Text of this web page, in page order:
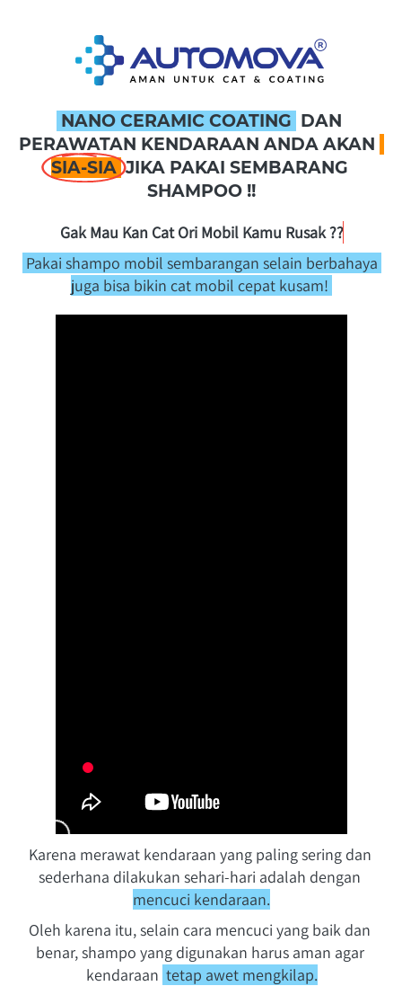
NANO CERAMIC COATING
PERAWATAN
SIA-SIA JIKA PAKAI SEMBARANG
SHAMPOO !!
Ga
juga bisa bikin cat mobil cepat kusam!
Karena merawat kendaraan yang paling sering dan
mencuci kendaraan.
Oleh karena itu, selain cara mencuci yang baik dan
benar, shampo yang digunakan harus aman agar
kendaraan tetap awet mengkilap.